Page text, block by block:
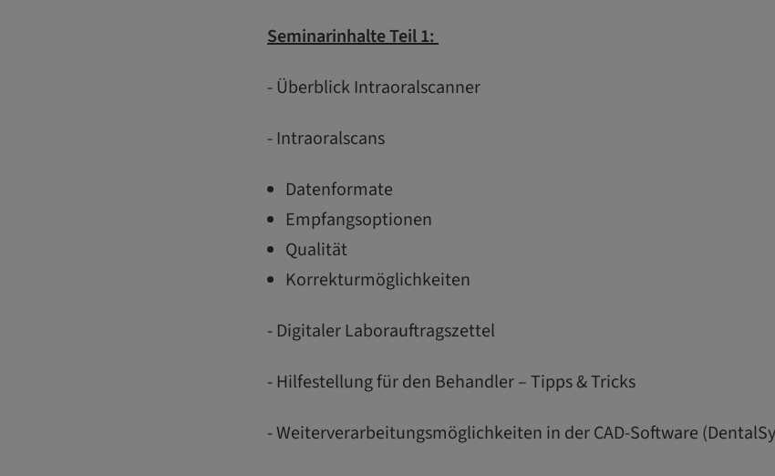
Seminarinhalte Teil 1:
- Überblick Intraoralscanner
- Intraoralscans
Datenformate
Empfangsoptionen
Qualität
Korrekturmöglichkeiten
- Digitaler Laborauftragszettel
- Hilfestellung für den Behandler – Tipps & Tricks
- Weiterverarbeitungsmöglichkeiten in der CAD-Software